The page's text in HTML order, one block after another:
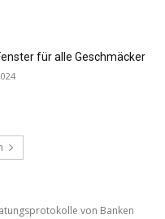
für alle Geschmäcker